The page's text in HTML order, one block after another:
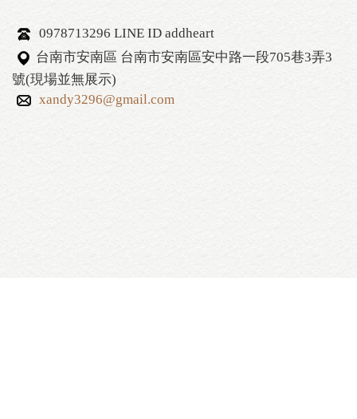
0978713296 LINE ID addheart
台南市安南區 台南市安南區安中路一段705巷3弄3
號(現場並無展示)
xandy3296@gmail.com